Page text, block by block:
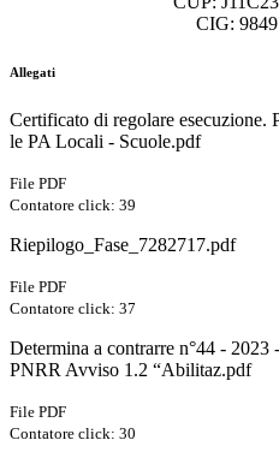
CIG:
Allegati
Certificato di regolare
le PA Locali - Scuole.pdf
File PDF
Contatore click: 39
Riepilogo_Fase_7282717.pdf
File PDF
Contatore click: 37
Determina a contrarre n°44 -
PNRR Avviso 1.2 “Abilitaz.pdf
File PDF
Contatore click: 30